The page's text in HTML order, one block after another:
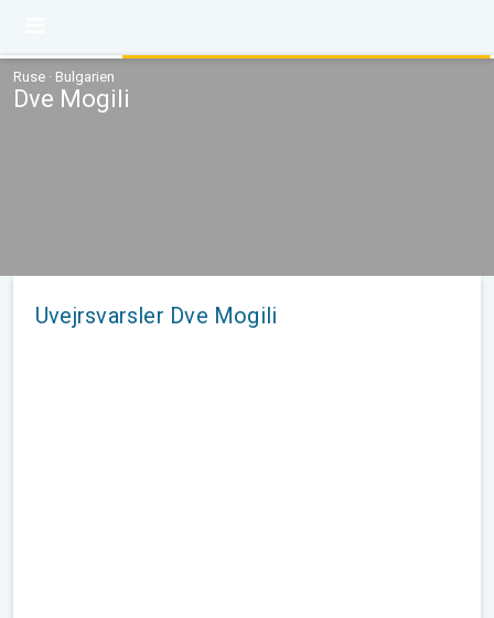
Ruse · Bulgarien
Dve Mogili
Uvejrsvarsler Dve Mogili